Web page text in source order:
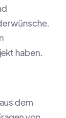
haben.
dem